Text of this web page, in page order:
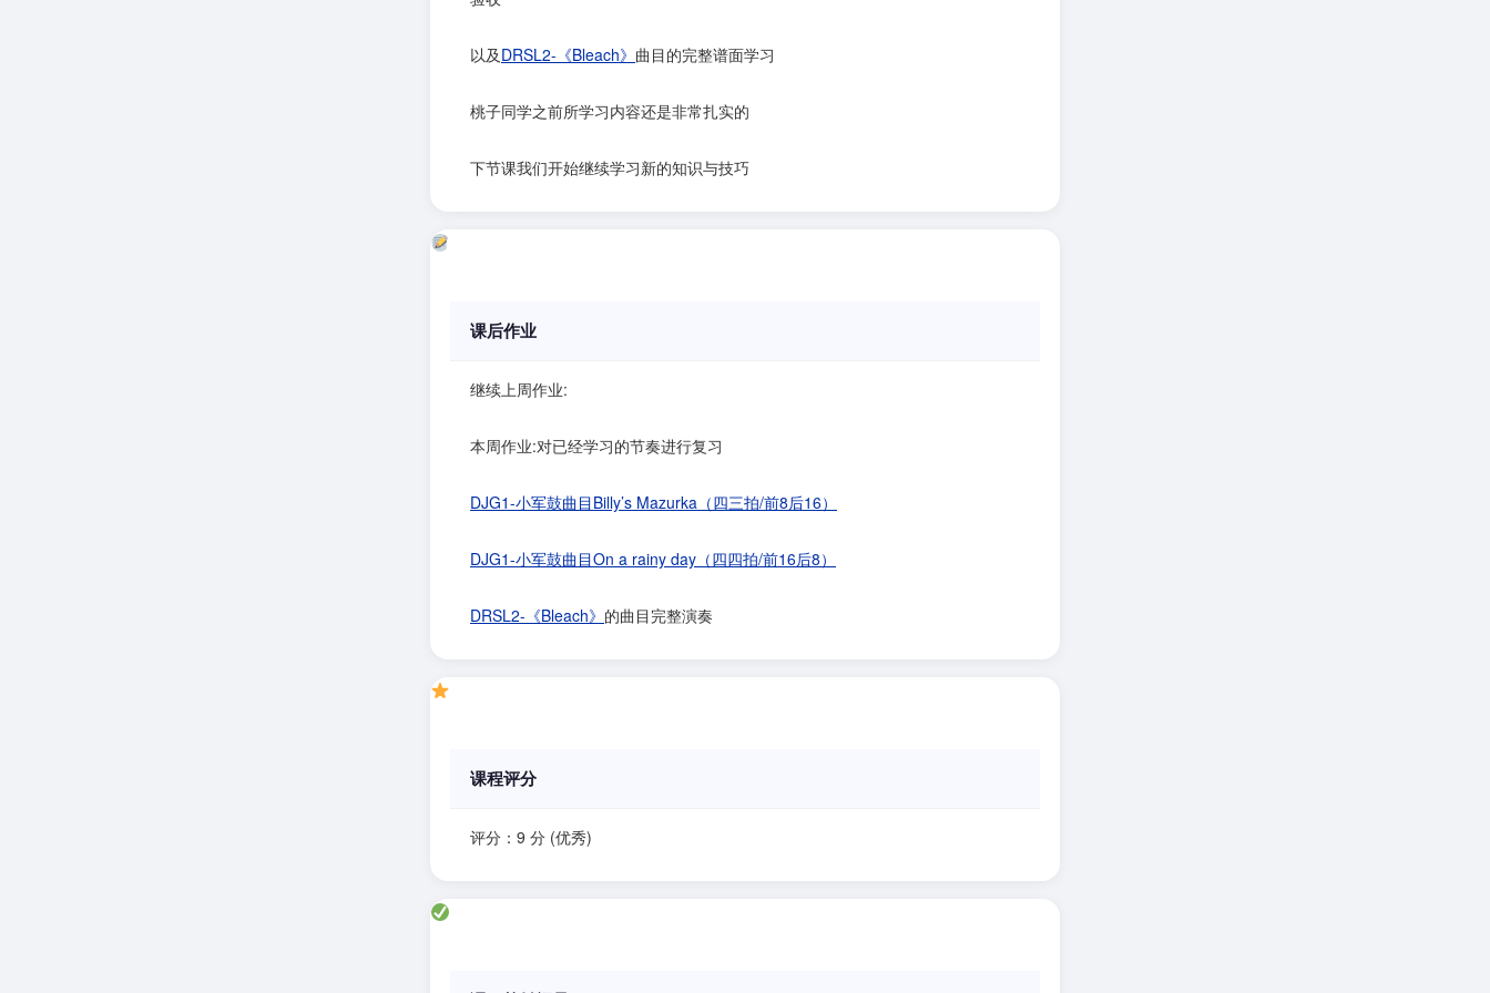
以及DRSL2-《Bleach》 曲目的完整谱面学习
桃子同学之前所学习内容还是非常扎实的
下节课我们开始继续学习新的知识与技巧
课后作业
继续上周作业:
本周作业:对已经学习的节奏进行复习
DJG1-小军鼓曲目Billy’s Mazurka（四三拍/前8后16）
DJG1-小军鼓曲目On a rainy day（四四拍/前16后8）
DRSL2-《Bleach》 的曲目完整演奏
课程评分
评分：9 分 (优秀)